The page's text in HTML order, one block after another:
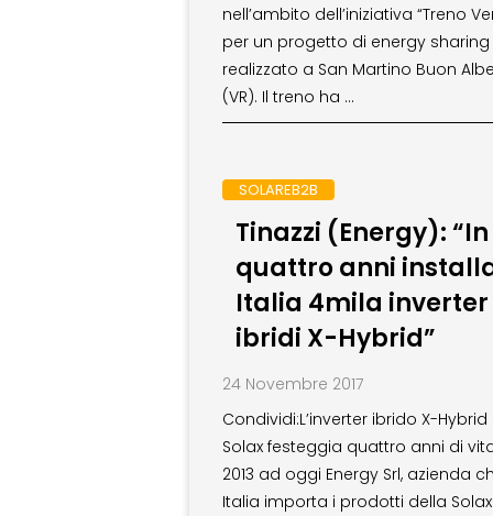
nell’ambito dell’iniziativa “Treno
per un progetto di energy sharing
realizzato a San Martino Buon
(VR). Il treno ha …
SOLAREB2B
Tinazzi (Energy): “In
quattro anni
Italia 4mila inverter
ibridi X-Hybrid”
24 Novembre 2017
Condividi:L’inverter ibrido X-
Solax festeggia quattro anni di
2013 ad oggi Energy Srl, azienda
Italia importa i prodotti della